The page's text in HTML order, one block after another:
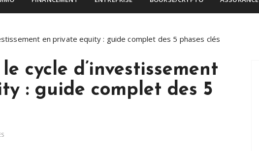
en private equity : guide complet des 5 phases clés
cycle d’investissement
: guide complet des 5